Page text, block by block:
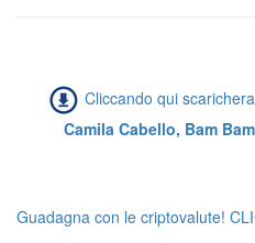
Cliccando qui
Camila Cabello, Bam
Guadagna con le criptovalute!